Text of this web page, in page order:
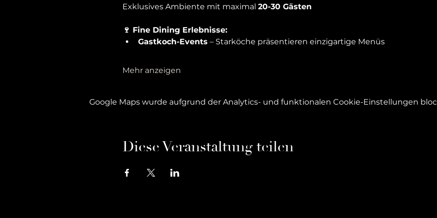
Exklusives Ambiente mit maximal 20-30 Gästen
🍷 Fine Dining Erlebnisse:
Gastkoch-Events – Starköche präsentieren einzigartige Menüs
Mehr anzeigen
Google Maps wurde aufgrund der Analytics- und funktionalen Cookie-Einstellungen
Diese Veranstaltung teilen